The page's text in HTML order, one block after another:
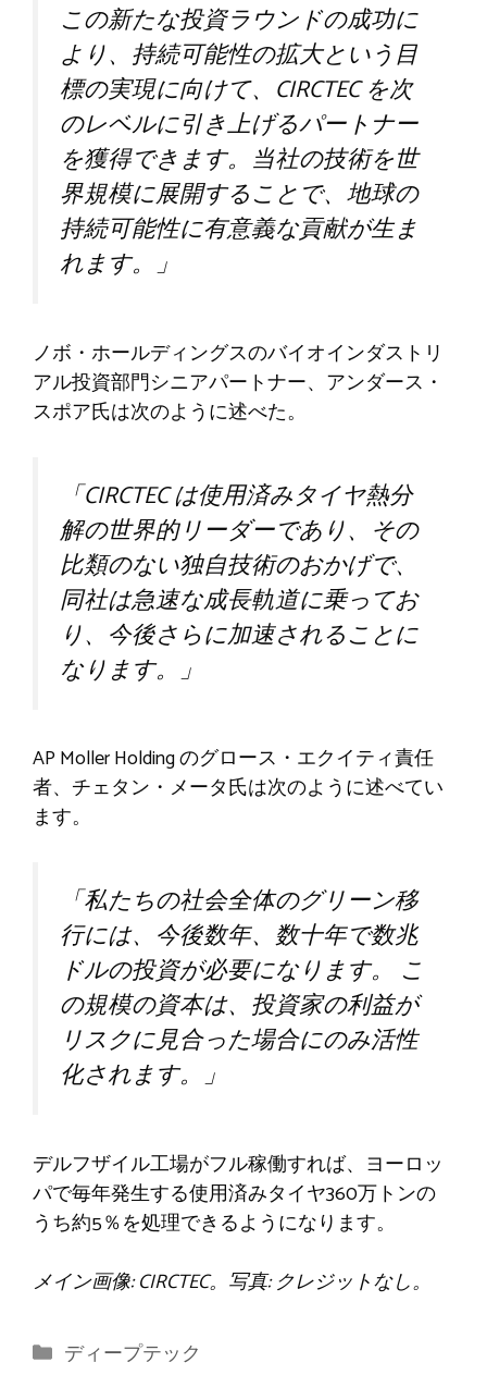
この新たな投資ラウンドの成功に
より、持続可能性の拡大という目
標の実現に向けて、CIRCTEC を次
のレベルに引き上げるパートナー
を獲得できます。当社の技術を世
界規模に展開することで、地球の
持続可能性に有意義な貢献が生ま
れます。」
ノボ・ホールディングスのバイオインダストリ
アル投資部門シニアパートナー、アンダース・
スポア氏は次のように述べた。
「CIRCTEC は使用済みタイヤ熱分
解の世界的リーダーであり、その
比類のない独自技術のおかげで、
同社は急速な成長軌道に乗ってお
り、今後さらに加速されることに
なります。」
AP Moller Holding のグロース・エクイティ責任
者、チェタン・メータ氏は次のように述べてい
ます。
「私たちの社会全体のグリーン移
行には、今後数年、数十年で数兆
ドルの投資が必要になります。 こ
の規模の資本は、投資家の利益が
リスクに見合った場合にのみ活性
化されます。」
デルフザイル工場がフル稼働すれば、ヨーロッ
パで毎年発生する使用済みタイヤ360万トンの
うち約5％を処理できるようになります。
メイン画像: CIRCTEC。写真: クレジットなし。
カ
ディープテック